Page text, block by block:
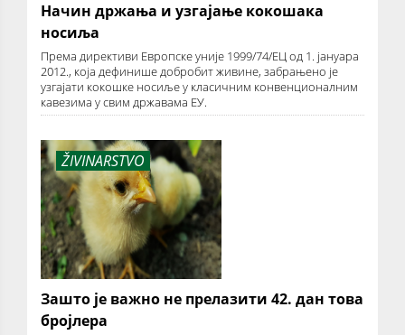
Начин држања и узгајање кокошака
носиља
Према директиви Европске уније 1999/74/ЕЦ од 1. јануара
2012., која дефинише добробит живине, забрањено је
узгајати кокошке носиље у класичним конвенционалним
кавезима у свим државама ЕУ.
ŽIVINARSTVO
Зашто је важно не прелазити 42. дан това
бројлера